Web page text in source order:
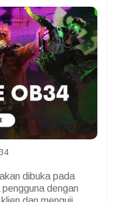
dibuka pada
dengan